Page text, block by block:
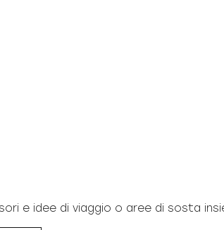
e idee di viaggio o aree di sosta